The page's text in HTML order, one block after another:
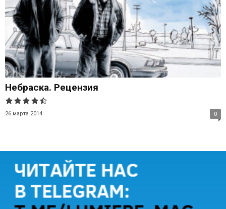
Небраска. Рецензия
26 марта 2014 0